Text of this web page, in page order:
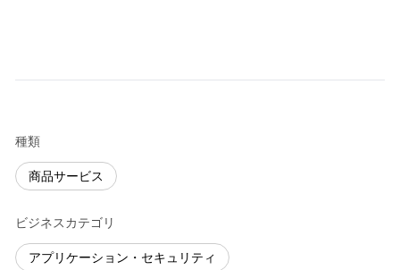
種類
商品サービス
ビジネスカテゴリ
アプリケーション・セキュリティ